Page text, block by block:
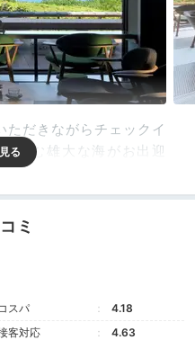
だきながらチェックイ
望む雄大な海がお出迎
まりに、心が躍ります。
ました！
ミ
コスパ
4.18
客対応
4.63